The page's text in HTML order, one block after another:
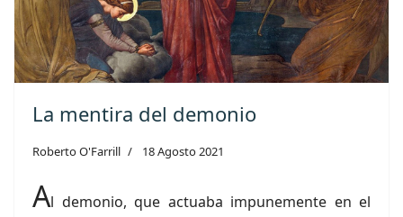
La mentira del demonio
Roberto O'Farrill 18 Agosto 2021
Al demonio, que actuaba impunemente en el